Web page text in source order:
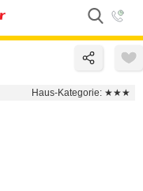
Haus-Kategorie: ★★★